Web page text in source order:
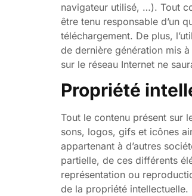
navigateur utilisé, …). Tout
être tenu responsable d’un
téléchargement. De plus,
de dernière génération mis
sur le réseau Internet ne
Propriété
Tout le contenu présent sur
sons, logos, gifs et icônes
appartenant à d’autres
partielle, de ces différents
représentation ou
de la propriété